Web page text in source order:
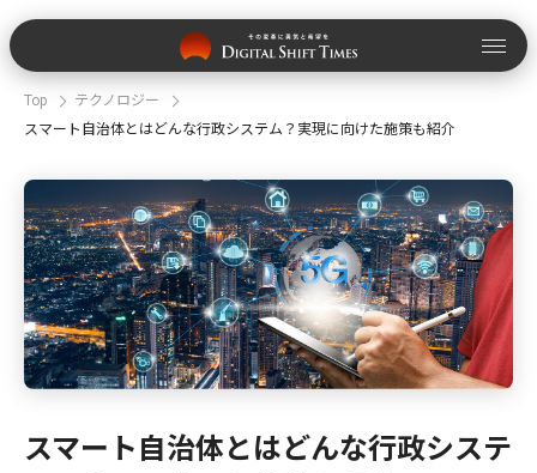
Top
テクノロジー
スマート自治体とはどんな行政システム？実現に向けた施策も紹介
スマート自治体とはどんな行政システ